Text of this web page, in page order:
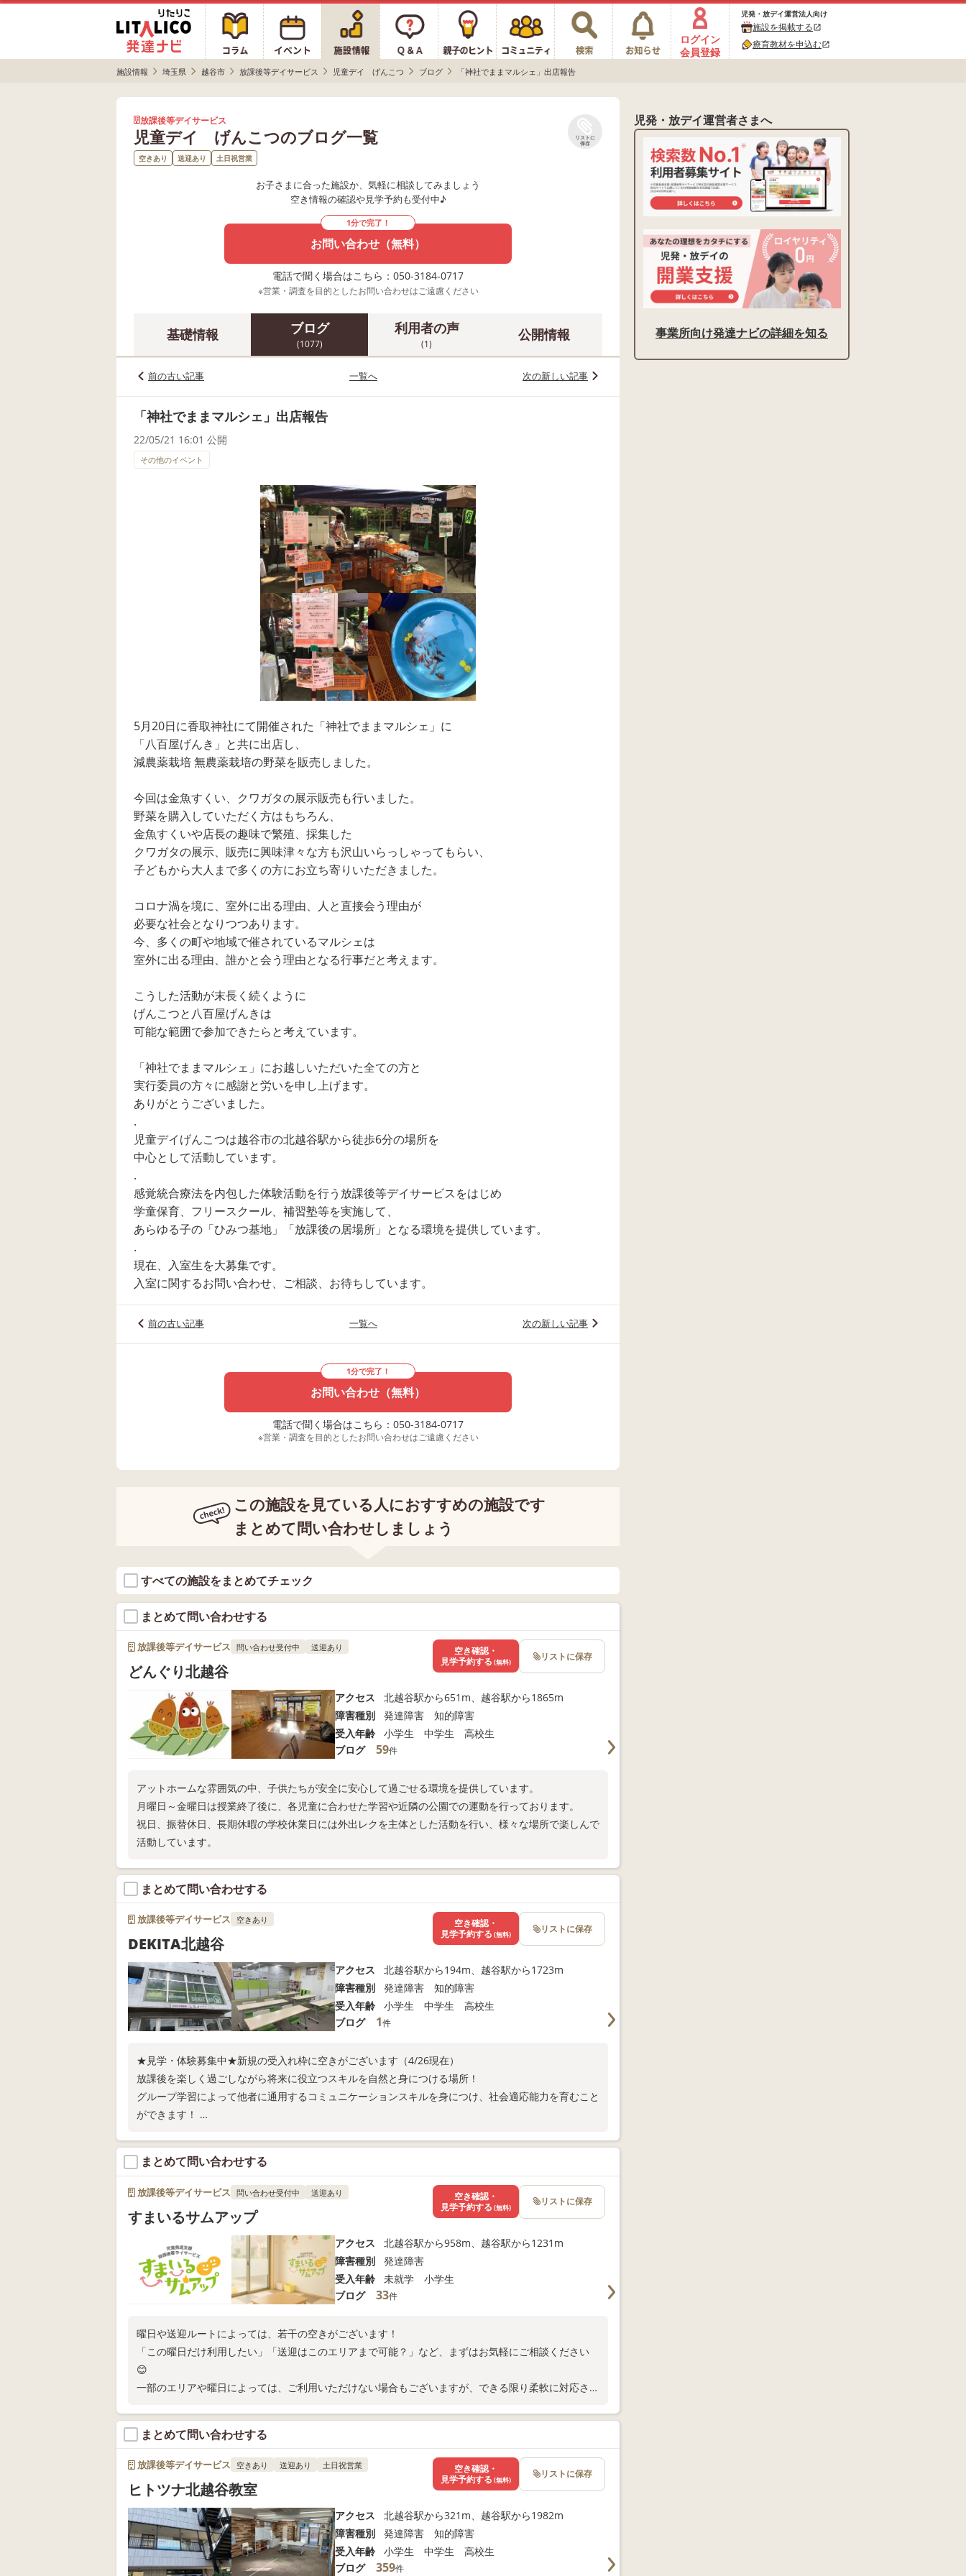
ログイン
会員登録
児発・放デイ運営法人向け
施設を掲載するopen_in_new
療育教材を申込むopen_in_new
施設情報 埼玉県 越谷市 放課後等デイサービス 児童デイ げんこつ ブログ 「神社でままマルシェ」出店報告
放課後等デイサービス
児童デイ げんこつのブログ一覧
リストに
保存
空きあり 送迎あり 土日祝営業
お子さまに合った施設か、気軽に相談してみましょう
空き情報の確認や見学予約も受付中♪
1分で完了！
お問い合わせ（無料）
電話で聞く場合はこちら：050-3184-0717
※営業・調査を目的としたお問い合わせはご遠慮ください
基礎情報 ブログ
(1077)
利用者の声
(1)
公開情報
前の古い記事 一覧へ 次の新しい記事
「神社でままマルシェ」出店報告
22/05/21 16:01 公開
その他のイベント
5月20日に香取神社にて開催された「神社でままマルシェ」に
「八百屋げんき」と共に出店し、
減農薬栽培 無農薬栽培の野菜を販売しました。
今回は金魚すくい、クワガタの展示販売も行いました。
野菜を購入していただく方はもちろん、
金魚すくいや店長の趣味で繁殖、採集した
クワガタの展示、販売に興味津々な方も沢山いらっしゃってもらい、
子どもから大人まで多くの方にお立ち寄りいただきました。
コロナ渦を境に、室外に出る理由、人と直接会う理由が
必要な社会となりつつあります。
今、多くの町や地域で催されているマルシェは
室外に出る理由、誰かと会う理由となる行事だと考えます。
こうした活動が末長く続くように
げんこつと八百屋げんきは
可能な範囲で参加できたらと考えています。
「神社でままマルシェ」にお越しいただいた全ての方と
実行委員の方々に感謝と労いを申し上げます。
ありがとうございました。
.
児童デイげんこつは越谷市の北越谷駅から徒歩6分の場所を
中心として活動しています。
.
感覚統合療法を内包した体験活動を行う放課後等デイサービスをはじめ
学童保育、フリースクール、補習塾等を実施して、
あらゆる子の「ひみつ基地」「放課後の居場所」となる環境を提供しています。
.
現在、入室生を大募集です。
入室に関するお問い合わせ、ご相談、お待ちしています。
前の古い記事 一覧へ 次の新しい記事
1分で完了！
お問い合わせ（無料）
電話で聞く場合はこちら：050-3184-0717
※営業・調査を目的としたお問い合わせはご遠慮ください
この施設を見ている人におすすめの施設です
まとめて問い合わせしましょう
すべての施設をまとめてチェック
まとめて問い合わせする
放課後等デイサービス 問い合わせ受付中 送迎あり
どんぐり北越谷
アクセス
北越谷駅から651m、越谷駅から1865m
障害種別
発達障害 知的障害
受入年齢
小学生 中学生 高校生
ブログ
59件
アットホームな雰囲気の中、子供たちが安全に安心して過ごせる環境を提供しています。
月曜日～金曜日は授業終了後に、各児童に合わせた学習や近隣の公園での運動を行っております。
祝日、振替休日、長期休暇の学校休業日には外出レクを主体とした活動を行い、様々な場所で楽しんで
活動しています。
空き確認・
見学予約する (無料) リストに保存
まとめて問い合わせする
放課後等デイサービス 空きあり
DEKITA北越谷
アクセス
北越谷駅から194m、越谷駅から1723m
障害種別
発達障害 知的障害
受入年齢
小学生 中学生 高校生
ブログ
1件
★見学・体験募集中★新規の受入れ枠に空きがございます（4/26現在）
放課後を楽しく過ごしながら将来に役立つスキルを自然と身につける場所！
グループ学習によって他者に通用するコミュニケーションスキルを身につけ、社会適応能力を育むこと
ができます！
空き確認・
見学予約する (無料) リストに保存
まとめて問い合わせする
放課後等デイサービス 問い合わせ受付中 送迎あり
すまいるサムアップ
アクセス
北越谷駅から958m、越谷駅から1231m
障害種別
発達障害
受入年齢
未就学 小学生
ブログ
33件
曜日や送迎ルートによっては、若干の空きがございます！
「この曜日だけ利用したい」「送迎はこのエリアまで可能？」など、まずはお気軽にご相談ください
😊
一部のエリアや曜日によっては、ご利用いただけない場合もございますが、できる限り柔軟に対応させ
空き確認・
見学予約する (無料) リストに保存
まとめて問い合わせする
放課後等デイサービス 空きあり 送迎あり 土日祝営業
ヒトツナ北越谷教室
アクセス
北越谷駅から321m、越谷駅から1982m
障害種別
発達障害 知的障害
受入年齢
小学生 中学生 高校生
ブログ
359件
空き確認・
見学予約する (無料) リストに保存
児発・放デイ運営者さまへ
事業所向け発達ナビの詳細を知る